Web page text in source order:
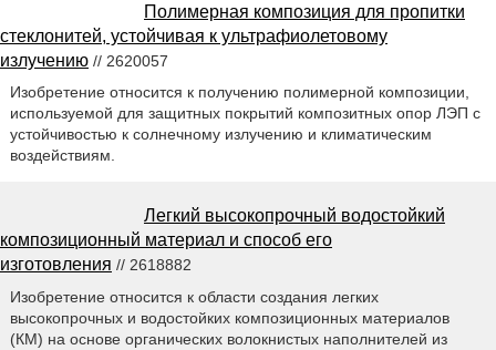
Полимерная композиция для пропитки
стеклонитей, устойчивая к ультрафиолетовому
излучению // 2620057
Изобретение относится к получению полимерной композиции,
используемой для защитных покрытий композитных опор ЛЭП с
устойчивостью к солнечному излучению и климатическим
воздействиям.
Легкий высокопрочный водостойкий
композиционный материал и способ его
изготовления // 2618882
Изобретение относится к области создания легких
высокопрочных и водостойких композиционных материалов
(КМ) на основе органических волокнистых наполнителей из